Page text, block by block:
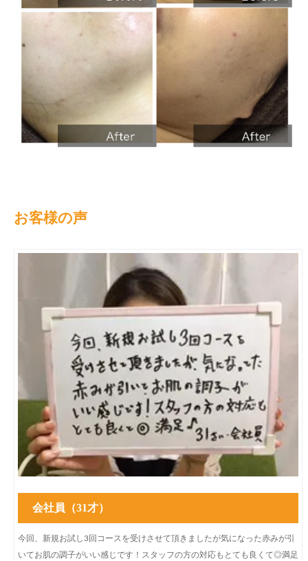
お客様の声
会社員（31才）
今回、新規お試し3回コースを受けさせて頂きましたが気になった赤みが引
いてお肌の調子がいい感じです！スタッフの方の対応もとても良くて◎満足